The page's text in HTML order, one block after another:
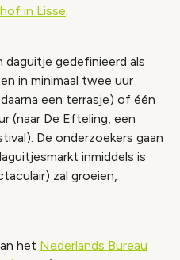
in Lisse.
gedefinieerd als
in minimaal twee uur
een terrasje) of één
(naar De Efteling, een
De onderzoekers gaan
inmiddels is
zal groeien,
het Nederlands Bureau